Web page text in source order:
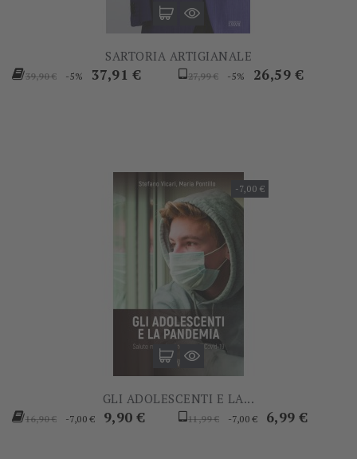
SARTORIA ARTIGIANALE
Prezzo
39,90 € -5% Prezzo
37,91 €
Prezzo
27,99 € -5% Prezzo
26,59 €
-7,00 €
GLI ADOLESCENTI E LA...
Prezzo
16,90 € -7,00 € Prezzo
9,90 €
Prezzo
11,99 € -7,00 € Prezzo
6,99 €